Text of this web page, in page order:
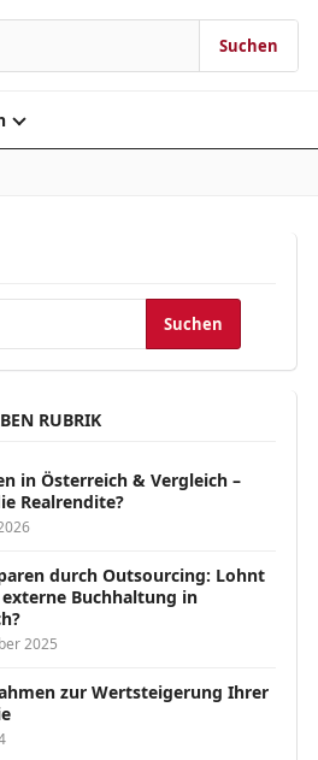
Suchen
RUBRIK
in Österreich & Vergleich –
Realrendite?
durch Outsourcing: Lohnt
Buchhaltung in
2025
zur Wertsteigerung Ihrer